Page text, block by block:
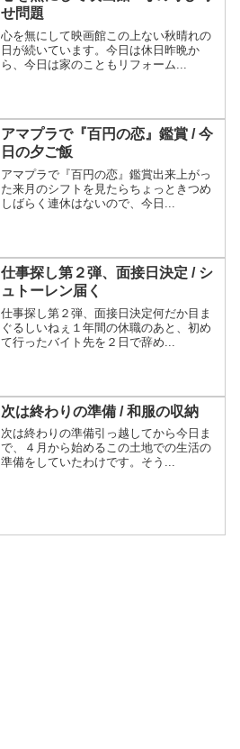
せ問題
心を無にして映画館この上ない秋晴れの
日が続いています。今日は休日昨晩か
ら、今日は家のこともリフォーム...
アマプラで『百円の恋』鑑賞 / 今
日の夕ご飯
アマプラで『百円の恋』鑑賞出来上がっ
た来月のシフトを見たらちょっときつめ
しばらく連休はないので、今日...
仕事探し第２弾、面接日決定 / シ
ュトーレン届く
仕事探し第２弾、面接日決定何だか目ま
ぐるしいねぇ１年間の休職のあと、初め
て行ったバイト先を２日で辞め...
次は終わりの準備 / 和服の収納
次は終わりの準備引っ越してから今日ま
で、４月から始めるこの土地での生活の
準備をしていたわけです。そう...